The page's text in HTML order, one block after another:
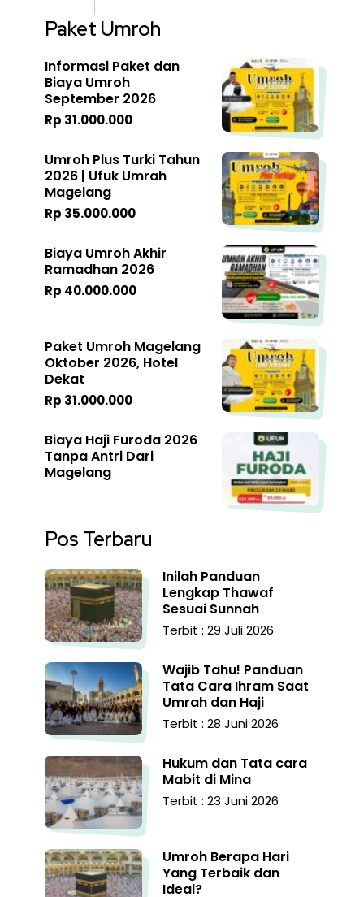
Paket Umroh
Informasi Paket dan
Biaya Umroh
September 2026
Rp 31.000.000
Umroh Plus Turki Tahun
2026 | Ufuk Umrah
Magelang
Rp 35.000.000
Biaya Umroh Akhir
Ramadhan 2026
Rp 40.000.000
Paket Umroh Magelang
Oktober 2026, Hotel
Dekat
Rp 31.000.000
Biaya Haji Furoda 2026
Tanpa Antri Dari
Magelang
Pos Terbaru
Inilah Panduan
Lengkap Thawaf
Sesuai Sunnah
Terbit : 29 Juli 2026
Wajib Tahu! Panduan
Tata Cara Ihram Saat
Umrah dan Haji
Terbit : 28 Juni 2026
Hukum dan Tata cara
Mabit di Mina
Terbit : 23 Juni 2026
Umroh Berapa Hari
Yang Terbaik dan
Ideal?